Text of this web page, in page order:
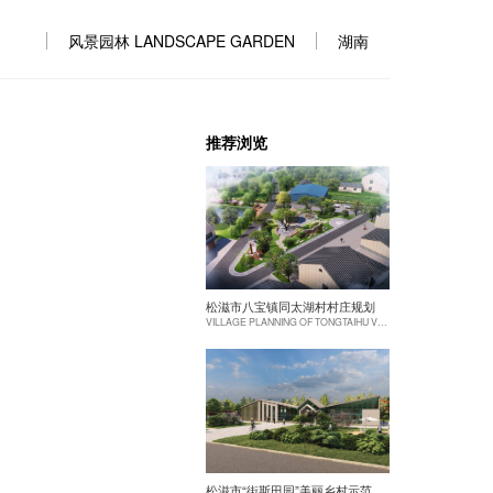
风景园林 LANDSCAPE GARDEN 湖南
推荐浏览
松滋市八宝镇同太湖村村庄规划
松滋市“街斯田园”美丽乡村示范片建设项目